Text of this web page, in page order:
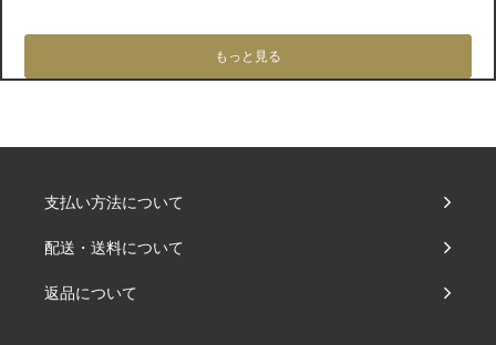
もっと見る
支払い方法について
配送・送料について
返品について